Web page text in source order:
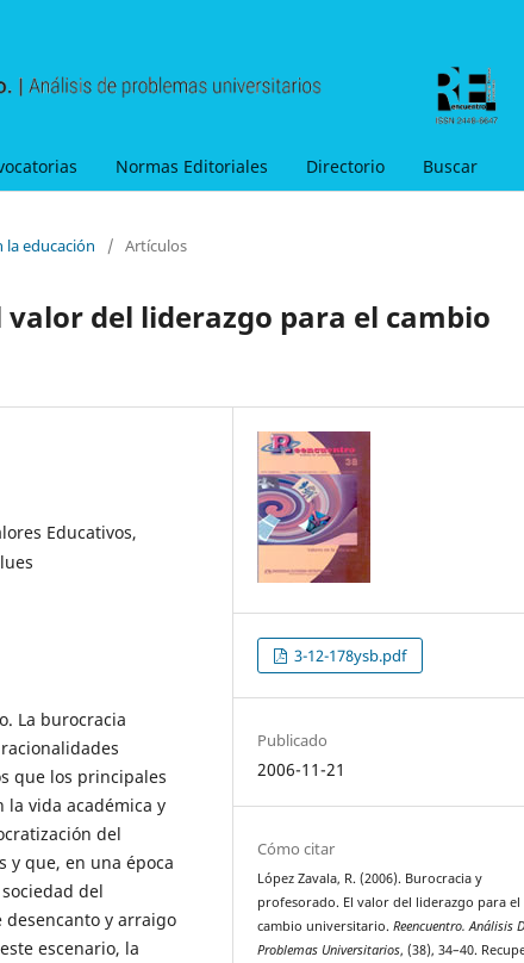
Normas Editoriales Directorio Buscar
la educación / Artículos
del liderazgo para el cambio
Educativos,
La burocracia
que los principales
vida académica y
del
y que, en una época
del
y arraigo
escenario, la
3-12-178ysb.pdf
Publicado
2006-11-21
Cómo citar
López Zavala, R. (2006). Burocracia y
profesorado. El valor del liderazgo para el
cambio universitario.Reencuentro. Análisis
Problemas Universitarios, (38), 34–40.